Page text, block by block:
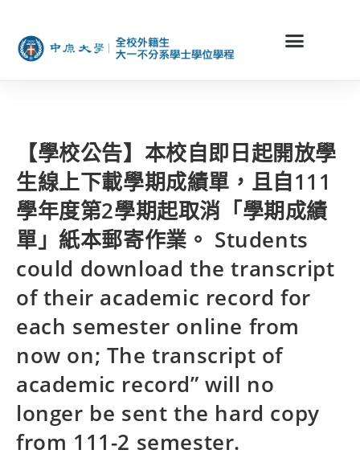
【學校公告】本校自即日起開放學
生線上下載學期成績單，且自111
學年度第2學期起取消「學期成績
單」紙本郵寄作業。 Students
could download the transcript
of their academic record for
each semester online from
now on; The transcript of
academic record” will no
longer be sent the hard copy
from 111-2 semester.